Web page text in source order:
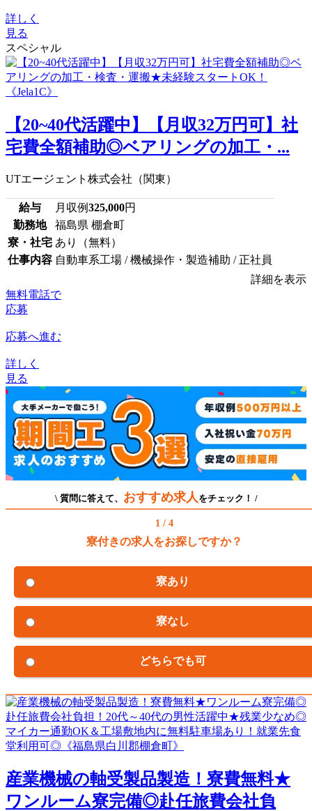
詳しく
見る
スペシャル
【20~40代活躍中】【月収32万円可】社
宅費全額補助◎ベアリングの加工・...
UTエージェント株式会社（関東）
給与 月収例325,000円
勤務地
福島県 棚倉町
寮・社宅 あり（無料）
仕事内容 自動車系工場 / 機械操作・製造補助 / 正社員
詳細を表示
無料電話で
応募
応募へ進む
詳しく
見る
\ 質問に答えて、 おすすめ求人 をチェック！ /
1 / 4
寮付きの求人をお探しですか？
寮あり
寮なし
どちらでも可
産業機械の軸受製品製造！寮費無料★
ワンルーム寮完備◎赴任旅費会社負